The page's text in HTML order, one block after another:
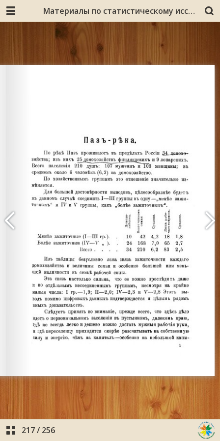
Материалы по статистическому исследованию Мурмана : [в 4 томах] / Ком. для помощи поморам русского Севера ; [под общ. ред. Н. В. Романова]. Описание колоний на Западе от Кольской губы до границ Норвегии. - Т. 2. вып. 2. - 1903. - IX, 202, 30 с.: карты, планы.
217/ 256